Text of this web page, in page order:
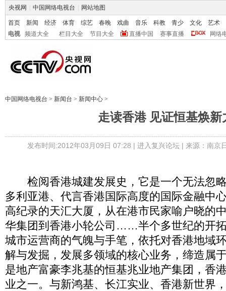
央视网 中国网络电视台 网站地图
首页 新闻 经济 体育 综艺 春晚 戏曲 音乐 科教 青少 文化
艺术
电视
频道大全 栏目大全 节目大全 直播中国 赛事直播 网络
中国网络电视台 > 新闻台 > 新闻中心 >
走读香港 见证恒基焕新
发布时间:2012年03月09日 07:28 | 进入复兴论坛| 来源：南京
检阅香港城建发展史，它是一个无法忽
多利亚港、代言香港国际高度的国际金融中
高纪录的天汇大厦，从在港市民家喻户晓的
华集团到香港小轮公司……半个多世纪的开
城市运营商的气魄与手笔，依托对香港地域
解与发掘，发展多领域的核心业务，缔造属
是地产富豪李兆基的恒基兆业地产集团，香
业之一。与新鸿基、长江实业、香港新世界